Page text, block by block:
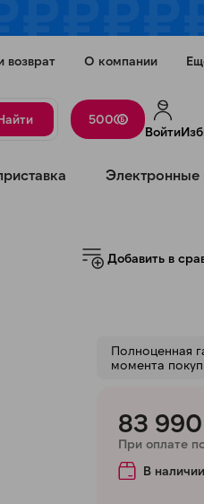
возврат О компании
500
Войти
Электронные
Добавить в
Полноценная
момента
83
При оплате
В наличии